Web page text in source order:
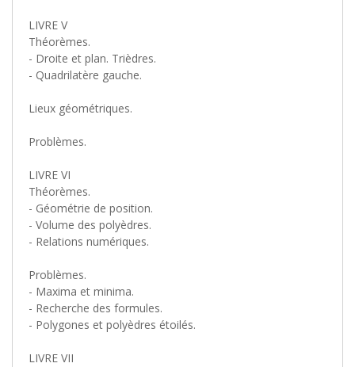
LIVRE V
Théorèmes.
- Droite et plan. Trièdres.
- Quadrilatère gauche.
Lieux géométriques.
Problèmes.
LIVRE VI
Théorèmes.
- Géométrie de position.
- Volume des polyèdres.
- Relations numériques.
Problèmes.
- Maxima et minima.
- Recherche des formules.
- Polygones et polyèdres étoilés.
LIVRE VII